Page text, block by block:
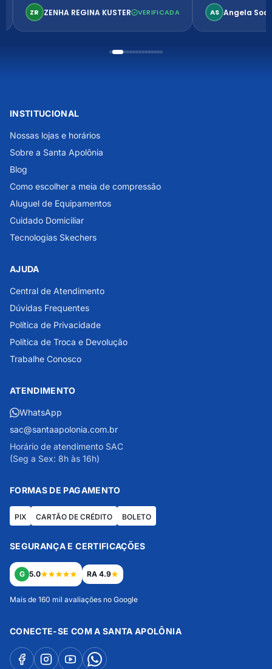
confortável. Perfeito!
ZR ZENHA REGINA KUSTER VERIFICADA AS Angela
INSTITUCIONAL
Nossas lojas e horários
Sobre a Santa Apolônia
Blog
Como escolher a meia de compressão
Aluguel de Equipamentos
Cuidado Domiciliar
Tecnologias Skechers
AJUDA
Central de Atendimento
Dúvidas Frequentes
Política de Privacidade
Política de Troca e Devolução
Trabalhe Conosco
ATENDIMENTO
WhatsApp
sac@santaapolonia.com.br
Horário de atendimento SAC
(Seg a Sex: 8h às 16h)
FORMAS DE PAGAMENTO
PIX CARTÃO DE CRÉDITO BOLETO
SEGURANÇA E CERTIFICAÇÕES
G 5.0 RA 4.9
Mais de 160 mil avaliações no Google
CONECTE-SE COM A SANTA APOLÔNIA